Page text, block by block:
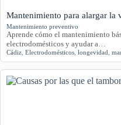
Mantenimiento para alargar la
Mantenimiento preventivo
Aprende cómo el mantenimiento
electrodomésticos y ayudar a…
Cádiz Electrodomésticos longevidad